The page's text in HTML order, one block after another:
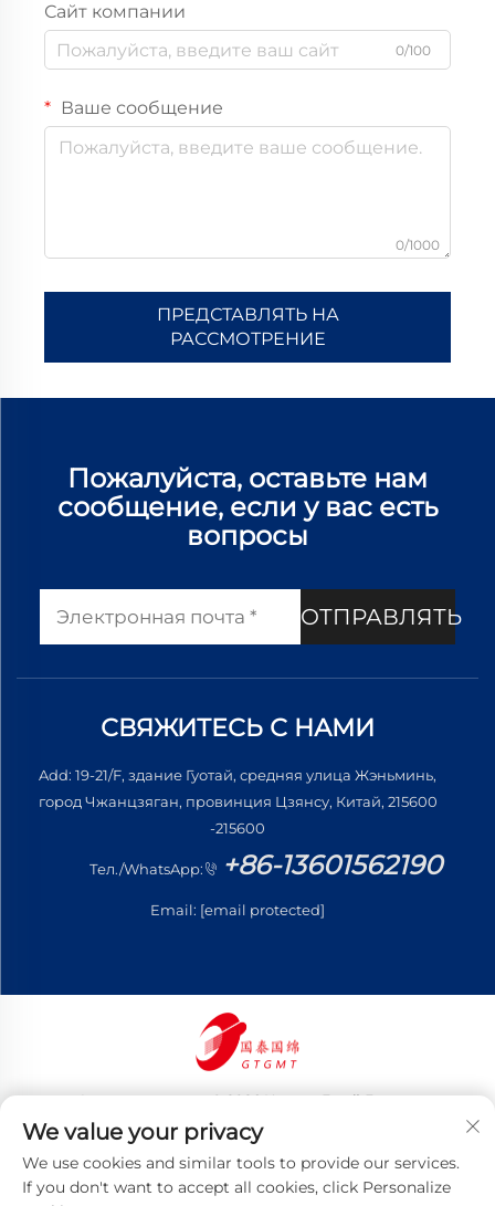
Сайт компании
0/100
Ваше сообщение
0/1000
ПРЕДСТАВЛЯТЬ НА
РАССМОТРЕНИЕ
Пожалуйста, оставьте нам
сообщение, если у вас есть
вопросы
ОТПРАВЛЯТЬ
СВЯЖИТЕСЬ С НАМИ
Add: 19-21/F, здание Гуотай, средняя улица Жэньминь,
город Чжанцзяган, провинция Цзянсу, Китай, 215600
-215600
Тел./WhatsApp: +86-13601562190
Email: [email protected]
Авторские права © 2026 Цзянсу Готай Гоминь
Трейдинг Ко., Лтд. Все права защищены
Политика конфиденциальности
We value your privacy
We use cookies and similar tools to provide our services.
If you don't want to accept all cookies, click Personalize